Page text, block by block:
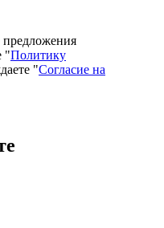
предложения
"Политику
"Согласие на